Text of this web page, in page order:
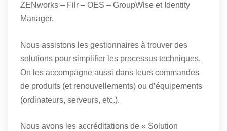
ZENworks – Filr – OES – GroupWise et Identity
Manager.
Nous assistons les gestionnaires à trouver des
solutions pour simplifier les processus techniques.
On les accompagne aussi dans leurs commandes
de produits (et renouvellements) ou d’équipements
(ordinateurs, serveurs, etc.).
Nous avons les accréditations de « Solution